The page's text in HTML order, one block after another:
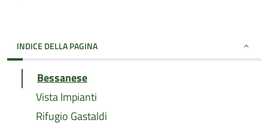
INDICE DELLA PAGINA
Bessanese
Vista Impianti
Rifugio Gastaldi